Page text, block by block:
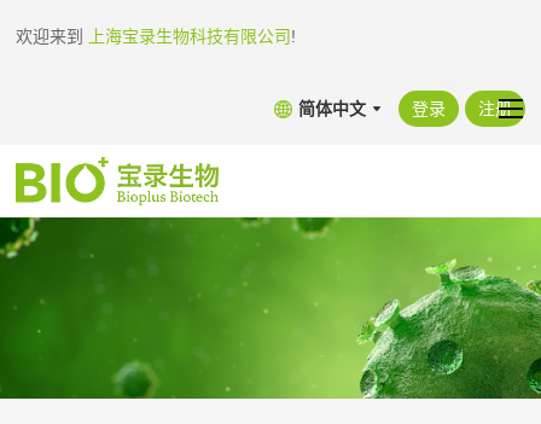
欢迎来到 上海宝录生物科技有限公司!
简体中文 登录 注册